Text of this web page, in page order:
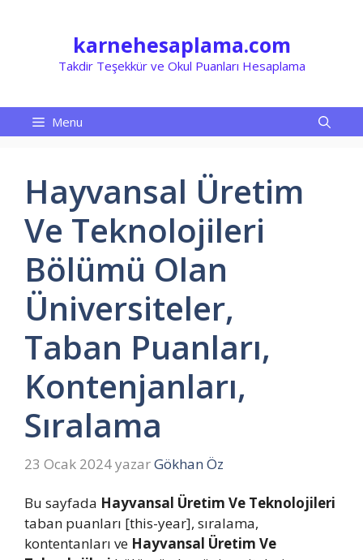
karnehesaplama.com
Takdir Teşekkür ve Okul Puanları Hesaplama
Menu
Hayvansal Üretim
Ve Teknolojileri
Bölümü Olan
Üniversiteler,
Taban Puanları,
Kontenjanları,
Sıralama
23 Ocak 2024yazarGökhan Öz
Bu sayfada Hayvansal Üretim Ve Teknolojileri
taban puanları [this-year], sıralama,
kontentanları ve Hayvansal Üretim Ve